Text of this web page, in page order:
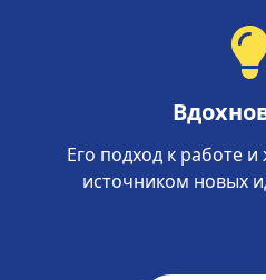
Его подход к работе
источником новых